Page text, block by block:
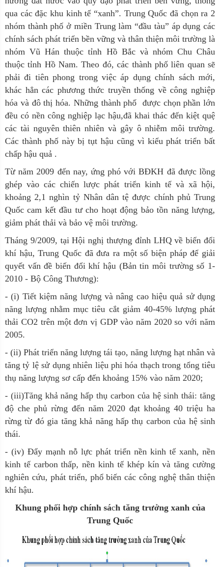
qua các đặc khu kinh tế “xanh”. Trung Quốc đã chọn ra 2
nhóm thành phố ở miền Trung làm “đầu tàu” áp dụng các
chính sách phát triển bền vững và thân thiện môi trường là
nhóm Vũ Hán thuộc tỉnh Hồ Bắc và nhóm Chu Châu
thuộc tỉnh Hồ Nam. Theo đó, các thành phố liên quan sẽ
phải đi tiên phong trong việc áp dụng chính sách mới,
khác hẳn các phương thức truyền thống về công nghiệp
hóa và đô thị hóa. Những thành phố được chọn phần lớn
đều có nền công nghiệp lạc hậu,đã khai thác đến kiệt quệ
các tài nguyên thiên nhiên và gây ô nhiễm môi trường.
Các thành phố này bị tụt hậu cũng vì kiểu phát triển bất
chấp hậu quả .
Từ năm 2009 đến nay, ứng phó vớiBĐKH đã được lồng
ghép vào các chiến lược phát triển kinh tế và xã hội,
khoảng 2,1 nghìn tỷ Nhân dân tệ được chính phủ Trung
Quốc cam kết đầu tư cho hoạt động bảo tồn năng lượng,
giảm phát thải và bảo vệ môi trường.
Tháng 9/2009, tại Hội nghị thượng đỉnh LHQ về biến đổi
khí hậu, Trung Quốc đã đưa ra một số biện pháp để giải
quyết vấn đề biến đổi khí hậu (Bản tin môi trường số 1-
2010 - Bộ Công Thương):
- (i) Tiết kiệm năng lượng và nâng cao hiệu quả sử dụng
năng lượng nhằm mục tiêu cắt giảm 40-45% lượng phát
thải CO2 trên một đơn vị GDP vào năm 2020 so với năm
2005.
- (ii) Phát triển năng lượng tái tạo, năng lượng hạt nhân và
tăng tỷ lệ sử dụng nhiên liệu phi hóa thạch trong tổng tiêu
thụ năng lượng sơ cấp đến khoảng 15% vào năm 2020;
- (iii)Tăng khả năng hấp thụ carbon của hệ sinh thái: tăng
độ che phủ rừng đến năm 2020 đạt khoảng 40 triệu ha
rừng từ đó gia tăng khả năng hấp thụ carbon của hệ sinh
thái.
- (iv) Đẩy mạnh nỗ lực phát triển nền kinh tế xanh, nền
kinh tế carbon thấp, nền kinh tế khép kín và tăng cường
nghiên cứu, phát triển, phổ biến các công nghệ thân thiện
khí hậu.
Khung phối hợp chính sách tăng trưởng xanh của
Trung Quốc